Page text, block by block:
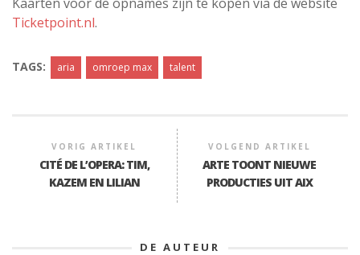
Ticketpoint.nl.
TAGS: aria omroep max talent
VORIG ARTIKEL
CITÉ DE L’OPERA: TIM,
KAZEM EN LILIAN
VOLGEND ARTIKEL
ARTE TOONT NIEUWE
PRODUCTIES UIT AIX
DE AUTEUR